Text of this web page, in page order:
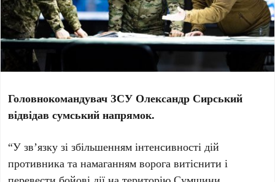
Головнокомандувач ЗСУ Олександр Сирський
відвідав сумський напрямок.
“У зв’язку зі збільшенням інтенсивності дій
противника та намаганням ворога витіснити і